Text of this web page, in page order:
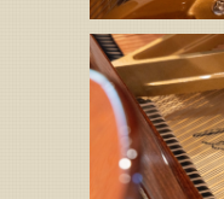
「予約状況」お知らせ
月）を更新いたしました
2025.10.16
「予約状況」お知らせ
月）を更新いたしました
「予約状況」お知らせ